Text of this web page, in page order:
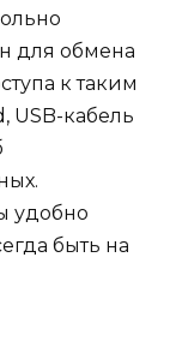
для обмена
к таким
USB-кабель
удобно
быть на